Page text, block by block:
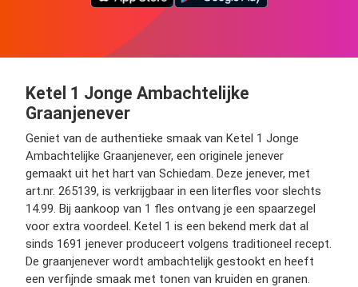
Ketel 1 Jonge Ambachtelijke
Graanjenever
Geniet van de authentieke smaak van Ketel 1 Jonge
Ambachtelijke Graanjenever, een originele jenever
gemaakt uit het hart van Schiedam. Deze jenever, met
art.nr. 265139, is verkrijgbaar in een literfles voor slechts
14.99. Bij aankoop van 1 fles ontvang je een spaarzegel
voor extra voordeel. Ketel 1 is een bekend merk dat al
sinds 1691 jenever produceert volgens traditioneel recept.
De graanjenever wordt ambachtelijk gestookt en heeft
een verfijnde smaak met tonen van kruiden en granen.